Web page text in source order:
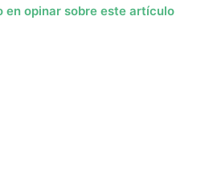
en opinar sobre este artículo